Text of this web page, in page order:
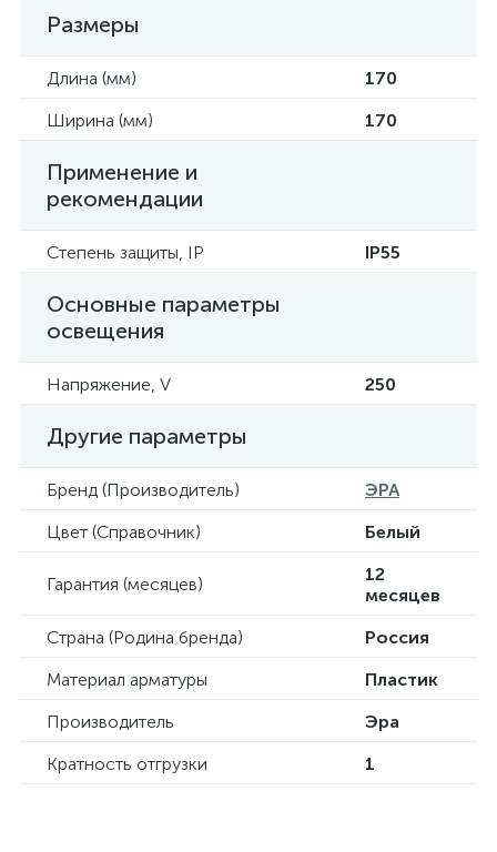
Размеры
Длина (мм)
170
Ширина (мм)
170
Применение и
рекомендации
Степень защиты, IP IP55
Основные параметры
освещения
Напряжение, V 250
Другие параметры
Бренд (Производитель)
ЭРА
Цвет (Справочник)
Белый
Гарантия (месяцев)
12
месяцев
Страна (Родина бренда)
Россия
Материал арматуры
Пластик
Производитель
Эра
Кратность отгрузки
1